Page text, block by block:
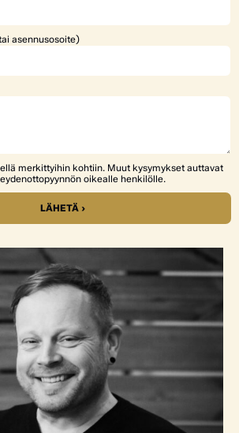
asennusosoite)
merkittyihin kohtiin. Muut kysymykset auttavat
oikealle henkilölle.
LÄHETÄ ›